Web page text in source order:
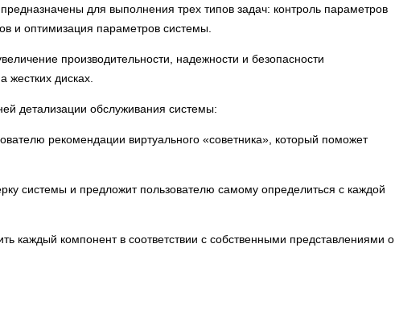
для выполнения трех типов задач: контроль параметров
и оптимизация параметров системы.
производительности, надежности и безопасности
дисках.
детализации обслуживания системы:
рекомендации виртуального «советника», который поможет
системы и предложит пользователю самому определиться с каждой
каждый компонент в соответствии с собственными представлениями о